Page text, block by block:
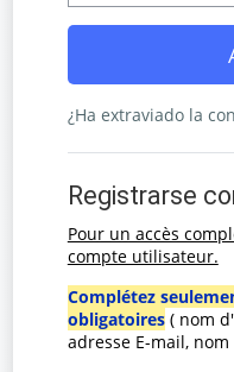
¿Ha extraviado la
Registrarse
Pour un accès
compte utilisateur.
Complétez
obligatoires( nom
adresse E-mail,